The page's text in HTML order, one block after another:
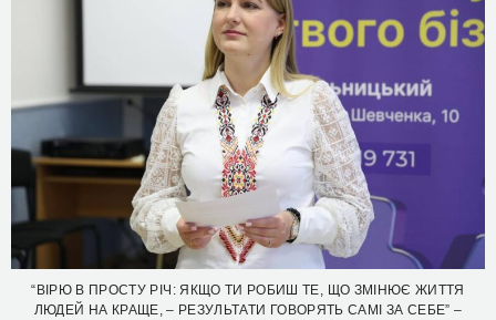
“ВІРЮ В ПРОСТУ РІЧ: ЯКЩО ТИ РОБИШ ТЕ, ЩО ЗМІНЮЄ ЖИТТЯ
ЛЮДЕЙ НА КРАЩЕ, – РЕЗУЛЬТАТИ ГОВОРЯТЬ САМІ ЗА СЕБЕ” –